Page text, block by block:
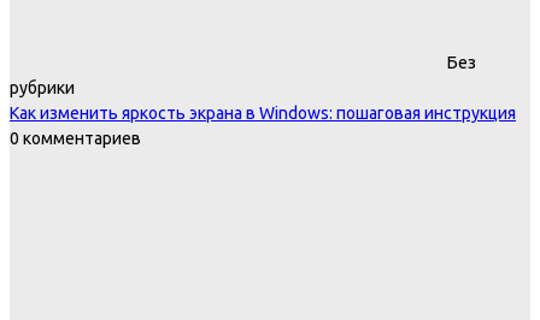
Без
рубрики
Как изменить яркость экрана в Windows: пошаговая инструкция
0 комментариев